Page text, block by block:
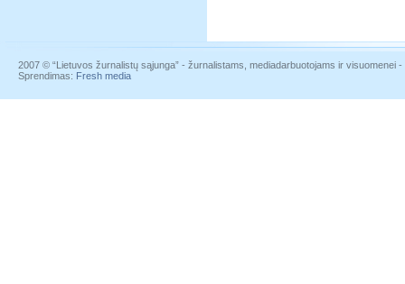
2007 © “Lietuvos žurnalistų sąjunga” - žurnalistams, mediadarbuotojams ir visuomenei
Sprendimas: Fresh media